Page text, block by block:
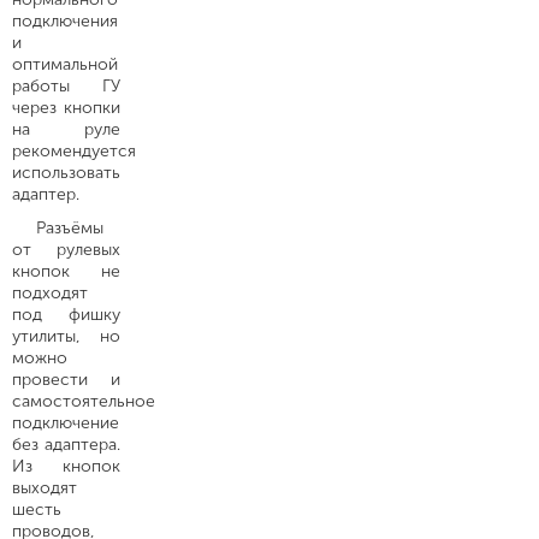
подключения
и
оптимальной
работы ГУ
через кнопки
на руле
рекомендуется
использовать
адаптер.
Разъёмы
от рулевых
кнопок не
подходят
под фишку
утилиты, но
можно
провести и
самостоятельное
подключение
без адаптера.
Из кнопок
выходят
шесть
проводов,